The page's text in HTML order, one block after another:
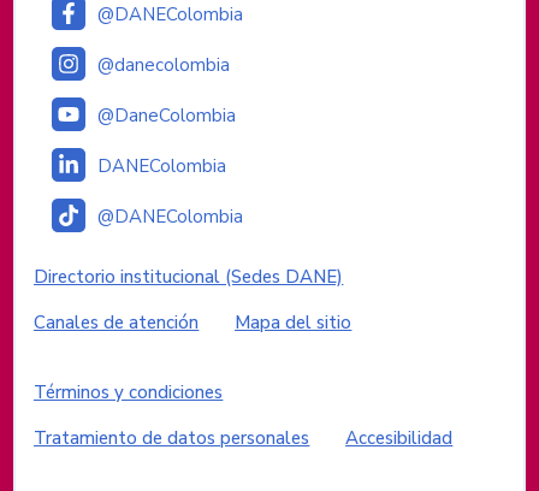
@DANEColombia
@danecolombia
@DaneColombia
DANEColombia
@DANEColombia
Enlaces institucionales
Directorio institucional (Sedes DANE)
Canales de atención
Mapa del sitio
Enlaces del sitio
Términos y condiciones
Tratamiento de datos personales
Accesibilidad